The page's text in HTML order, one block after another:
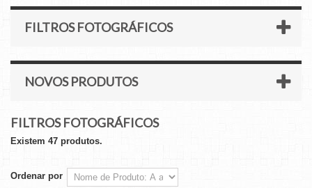
FILTROS FOTOGRÁFICOS
NOVOS PRODUTOS
FILTROS FOTOGRÁFICOS
Existem 47 produtos.
Ordenar por